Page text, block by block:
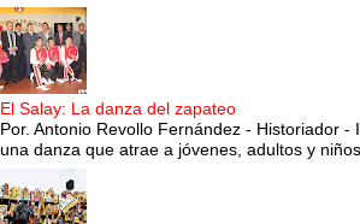
El Salay: La danza del zapateo
Por. Antonio Revollo Fernández - Historiador -
una danza que atrae a jóvenes, adultos y